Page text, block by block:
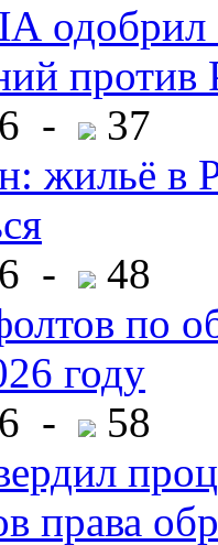
одобрил
-
37
жильё в
-
48
по
году
-
58
права